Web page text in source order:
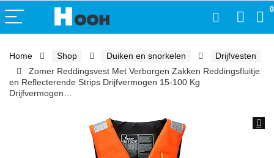
0
Home Shop Duiken en snorkelen
Drijfvesten
Zomer Reddingsvest Met Verborgen Zakken Reddingsfluitje
en Reflecterende Strips Drijfvermogen 15-100 Kg
Drijfvermogen…